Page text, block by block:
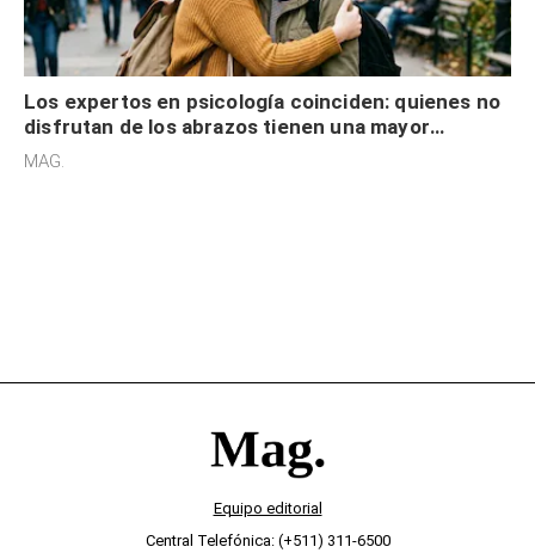
Los expertos en psicología coinciden: quienes no
disfrutan de los abrazos tienen una mayor
sensibilidad a los estímulos físicos y no es por
MAG.
Equipo editorial
Central Telefónica: (+511) 311-6500